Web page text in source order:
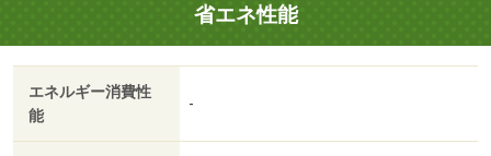
００円／年、水道料金２４ ０００円／年が必要で
す。 ［固定資産税］が必要です。 （調査中）
【間取り備考】ＬＤＫ＋ロフト 【設備・特記事項備
考】専用バス・専用トイレ
国土法届出：不要
省エネ性能
エネルギー消費性
能
-